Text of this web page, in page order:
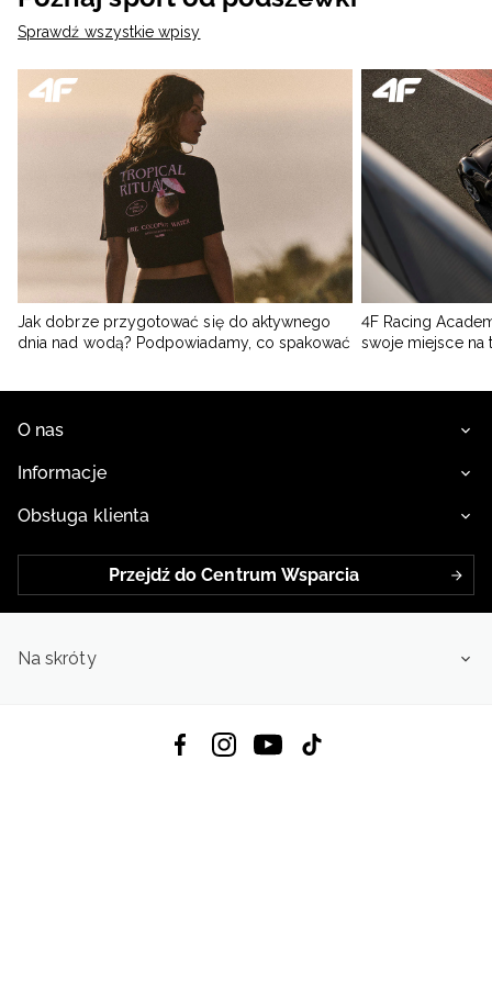
Sprawdź wszystkie wpisy
Jak dobrze przygotować się do aktywnego
dnia nad wodą? Podpowiadamy, co spakować
4F Racing
swoje miejsce na
O nas
Informacje
Obsługa klienta
Przejdź do Centrum Wsparcia
Na skróty